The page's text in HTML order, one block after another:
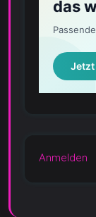
Anmelden